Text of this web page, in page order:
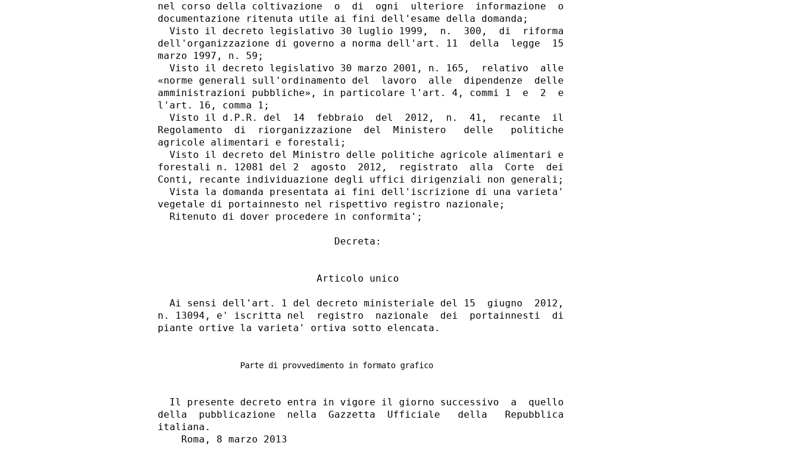
nel corso della coltivazione  o  di  ogni  ulteriore  informazione  o
documentazione ritenuta utile ai fini dell'esame della domanda;
  Visto il decreto legislativo 30 luglio 1999,  n.  300,  di  riforma
dell'organizzazione di governo a norma dell'art. 11  della  legge  15
marzo 1997, n. 59;
  Visto il decreto legislativo 30 marzo 2001, n. 165,  relativo  alle
«norme generali sull'ordinamento del  lavoro  alle  dipendenze  delle
amministrazioni pubbliche», in particolare l'art. 4, commi 1  e  2  e
l'art. 16, comma 1;
  Visto il d.P.R. del  14  febbraio  del  2012,  n.  41,  recante  il
Regolamento  di  riorganizzazione  del  Ministero   delle   politiche
agricole alimentari e forestali;
  Visto il decreto del Ministro delle politiche agricole alimentari e
forestali n. 12081 del 2  agosto  2012,  registrato  alla  Corte  dei
Conti, recante individuazione degli uffici dirigenziali non generali;
  Vista la domanda presentata ai fini dell'iscrizione di una varieta'
vegetale di portainnesto nel rispettivo registro nazionale;
  Ritenuto di dover procedere in conformita';
                              Decreta:
                           Articolo unico
  Ai sensi dell'art. 1 del decreto ministeriale del 15  giugno  2012,
n. 13094, e' iscritta nel  registro  nazionale  dei  portainnesti  di
piante ortive la varieta' ortiva sotto elencata.
Parte di provvedimento in formato grafico
  Il presente decreto entra in vigore il giorno successivo  a  quello
della  pubblicazione  nella  Gazzetta  Ufficiale   della   Repubblica
italiana.
    Roma, 8 marzo 2013